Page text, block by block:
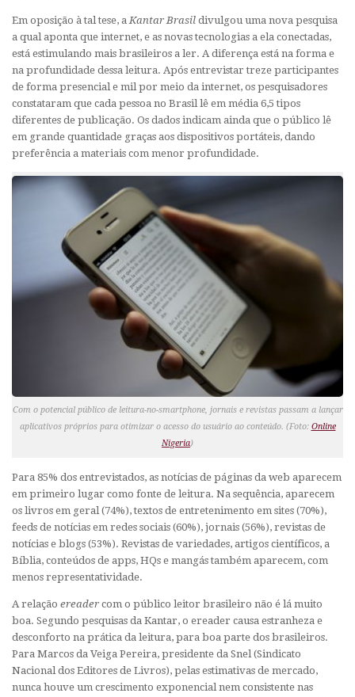
Em oposição à tal tese, a Kantar Brasil divulgou uma nova pesquisa
a qual aponta que internet, e as novas tecnologias a ela conectadas,
está estimulando mais brasileiros a ler. A diferença está na forma e
na profundidade dessa leitura. Após entrevistar treze participantes
de forma presencial e mil por meio da internet, os pesquisadores
constataram que cada pessoa no Brasil lê em média 6,5 tipos
diferentes de publicação. Os dados indicam ainda que o público lê
em grande quantidade graças aos dispositivos portáteis, dando
preferência a materiais com menor profundidade.
Com o potencial público de leitura-no-smartphone, jornais e revistas passam a lançar
aplicativos próprios para otimizar o acesso do usuário ao conteúdo. (Foto: Online
Nigeria)
Para 85% dos entrevistados, as notícias de páginas da web aparecem
em primeiro lugar como fonte de leitura. Na sequência, aparecem
os livros em geral (74%), textos de entretenimento em sites (70%),
feeds de notícias em redes sociais (60%), jornais (56%), revistas de
notícias e blogs (53%). Revistas de variedades, artigos científicos, a
Bíblia, conteúdos de apps, HQs e mangás também aparecem, com
menos representatividade.
A relação ereader com o público leitor brasileiro não é lá muito
boa. Segundo pesquisas da Kantar, o ereader causa estranheza e
desconforto na prática da leitura, para boa parte dos brasileiros.
Para Marcos da Veiga Pereira, presidente da Snel (Sindicato
Nacional dos Editores de Livros), pelas estimativas de mercado,
nunca houve um crescimento exponencial nem consistente nas